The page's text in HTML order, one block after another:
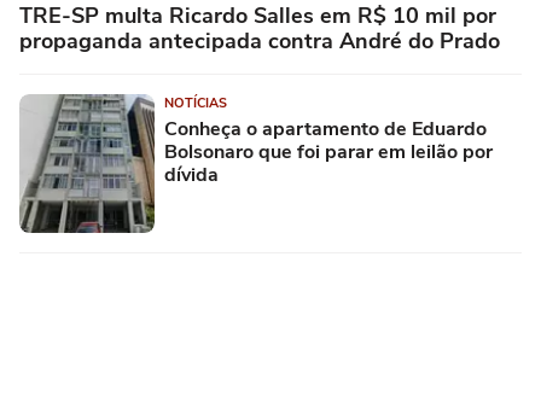
TRE-SP multa Ricardo Salles em R$ 10 mil por
propaganda antecipada contra André do Prado
NOTÍCIAS
Conheça o apartamento de Eduardo
Bolsonaro que foi parar em leilão por
dívida